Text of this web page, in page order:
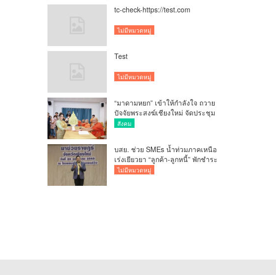
tc-check-https://test.com
ไม่มีหมวดหมู่
Test
ไม่มีหมวดหมู่
“มาดามหยก” เข้าให้กำลังใจ ถวาย
ปัจจัยพระสงฆ์เชียงใหม่ จัดประชุม
ทำบัญชีรายรับรายจ่ายของวัด กว่า
สังคม
บสย. ช่วย SMEs น้ำท่วมภาคเหนือ
เร่งเยียวยา “ลูกค้า-ลูกหนี้” พักชำระ
ค่าธรรมเนียม-ค่างวด
ไม่มีหมวดหมู่